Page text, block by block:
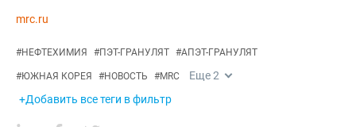
mrc.ru
#НЕФТЕХИМИЯ #ПЭТ-ГРАНУЛЯТ #АПЭТ-ГРАНУЛЯТ
#ЮЖНАЯ КОРЕЯ #НОВОСТЬ #MRC Еще2
+Добавить все теги в фильтр